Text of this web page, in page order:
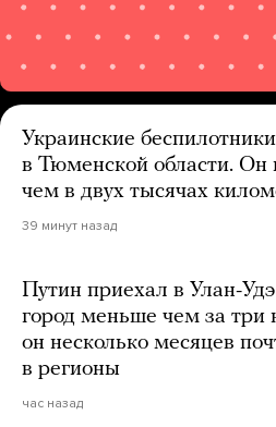
Украинские
в Тюменской области. Он
чем в двух тысячах
39 минут назад
Путин приехал в Улан-
город меньше чем за три
он несколько месяцев
в регионы
час назад